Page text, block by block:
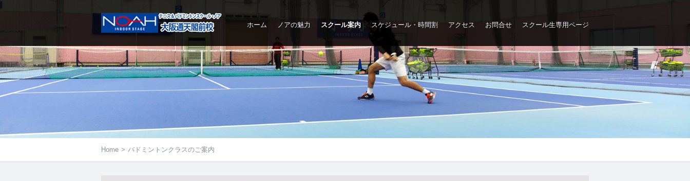
メニューは右にあるアイコンをタップ
ホーム ノアの魅力 スクール案内 スケジュール・時間割 アクセス お問合せ スクール生専用ページ
Home > バドミントンクラスのご案内